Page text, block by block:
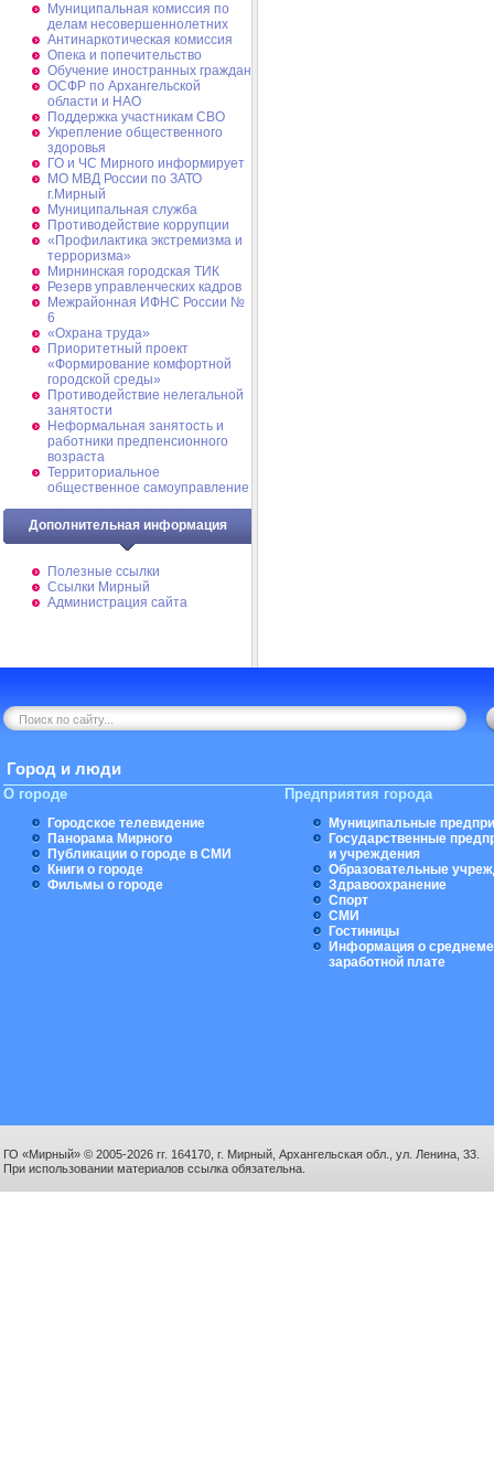
Муниципальная комиссия по
делам несовершеннолетних
Антинаркотическая комиссия
Опека и попечительство
Обучение иностранных граждан
ОСФР по Архангельской
области и НАО
Поддержка участникам СВО
Укрепление общественного
здоровья
ГО и ЧС Мирного информирует
МО МВД России по ЗАТО
г.Мирный
Муниципальная cлужба
Противодействие коррупции
«Профилактика экстремизма и
терроризма»
Мирнинская городская ТИК
Резерв управленческих кадров
Межрайонная ИФНС России №
6
«Охрана труда»
Приоритетный проект
«Формирование комфортной
городской среды»
Противодействие нелегальной
занятости
Неформальная занятость и
работники предпенсионного
возраста
Территориальное
общественное самоуправление
Дополнительная информация
Полезные ссылки
Ссылки Мирный
Администрация сайта
Город и люди
О городе
Городское телевидение
Панорама Мирного
Публикации о городе в СМИ
Книги о городе
Фильмы о городе
Предприятия города
Муниципальные
Государственные
и учреждения
Образовательные
Здравоохранение
Спорт
СМИ
Гостиницы
Информация о
заработной плате
ГО «Мирный» © 2005-2026 гг. 164170, г. Мирный, Архангельская обл., ул. Ленина, 33.
При использовании материалов ссылка обязательна.